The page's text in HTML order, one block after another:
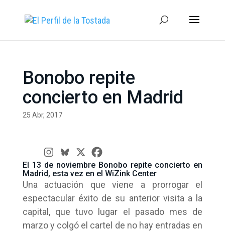
Bonobo repite
concierto en Madrid
25 Abr, 2017
El 13 de noviembre Bonobo repite concierto en
Madrid, esta vez en el WiZink Center
Una actuación que viene a prorrogar el
espectacular éxito de su anterior visita a la
capital, que tuvo lugar el pasado mes de
marzo y colgó el cartel de no hay entradas en